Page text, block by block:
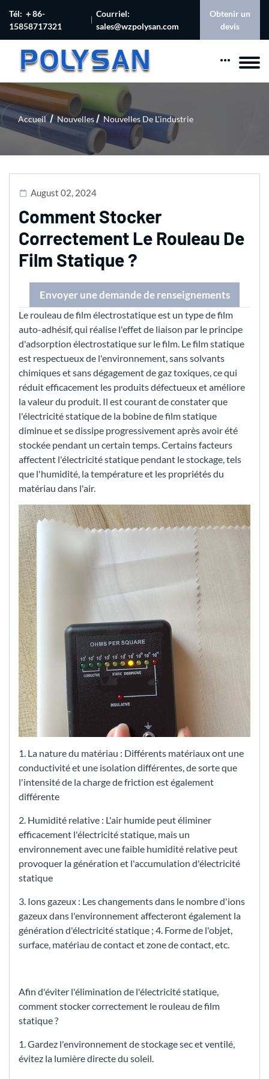
Tél: ＋86-
15858717321
Courriel:
sales@wzpolysan.com
Obtenir un
devis
Accueil Nouvelles Nouvelles De L'industrie
August 02, 2024
Comment Stocker
Correctement Le Rouleau De
Film Statique ?
Envoyer une demande de renseignements
Le rouleau de film électrostatique est un type de film
auto-adhésif, qui réalise l'effet de liaison par le principe
d'adsorption électrostatique sur le film. Le film statique
est respectueux de l'environnement, sans solvants
chimiques et sans dégagement de gaz toxiques, ce qui
réduit efficacement les produits défectueux et améliore
la valeur du produit. Il est courant de constater que
l'électricité statique de la bobine de film statique
diminue et se dissipe progressivement après avoir été
stockée pendant un certain temps. Certains facteurs
affectent l'électricité statique pendant le stockage, tels
que l'humidité, la température et les propriétés du
matériau dans l'air.
1. La nature du matériau : Différents matériaux ont une
conductivité et une isolation différentes, de sorte que
l'intensité de la charge de friction est également
différente
2. Humidité relative : L'air humide peut éliminer
efficacement l'électricité statique, mais un
environnement avec une faible humidité relative peut
provoquer la génération et l'accumulation d'électricité
statique
3. Ions gazeux : Les changements dans le nombre d'ions
gazeux dans l'environnement affecteront également la
génération d'électricité statique ; 4. Forme de l'objet,
surface, matériau de contact et zone de contact, etc.
Afin d'éviter l'élimination de l'électricité statique,
comment stocker correctement le rouleau de film
statique ?
1. Gardez l'environnement de stockage sec et ventilé,
évitez la lumière directe du soleil.